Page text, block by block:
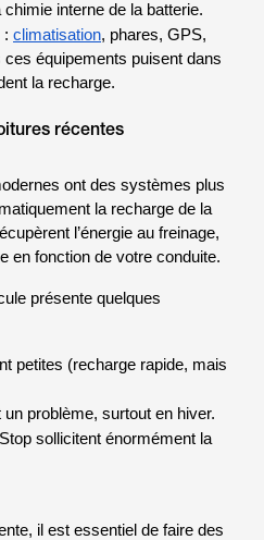
interne de la batterie.
: climatisation, phares, GPS,
équipements puisent dans
la recharge.
récentes
ont des systèmes plus
la recharge de la
l’énergie au freinage,
en fonction de votre conduite.
présente quelques
petites (recharge rapide, mais
problème, surtout en hiver.
sollicitent énormément la
il est essentiel de faire des